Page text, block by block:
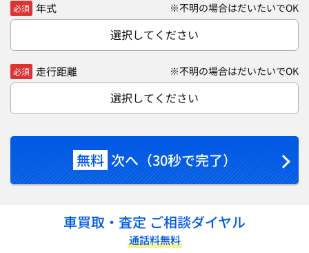
必須 年式 ※不明の場合はだいたいでOK
選択してください
必須 走行距離 ※不明の場合はだいたいでOK
選択してください
無料 次へ（30秒で完了）
車買取・査定 ご相談ダイヤル
通話料無料